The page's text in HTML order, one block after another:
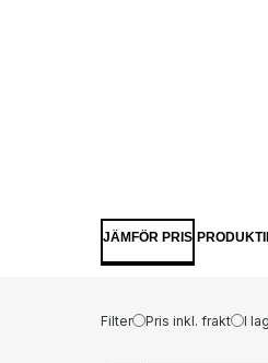
JÄMFÖR PRIS
Filter Pris inkl. frakt I